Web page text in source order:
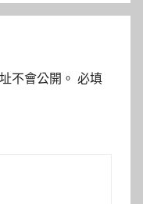
不會公開。 必填